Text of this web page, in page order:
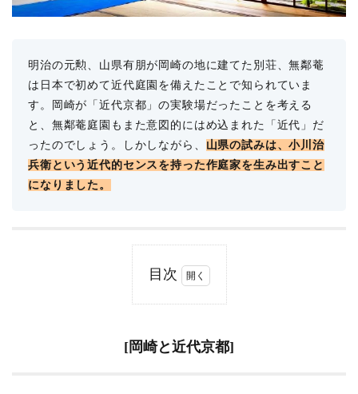
明治の元勲、山県有朋が岡崎の地に建てた別荘、無鄰菴
は日本で初めて近代庭園を備えたことで知られていま
す。岡崎が「近代京都」の実験場だったことを考える
と、無鄰菴庭園もまた意図的にはめ込まれた「近代」だ
ったのでしょう。しかしながら、 山県の試みは、小川治
兵衛という近代的センスを持った作庭家を生み出すこと
になりました。
目次
と
近
[岡崎と近代京都]